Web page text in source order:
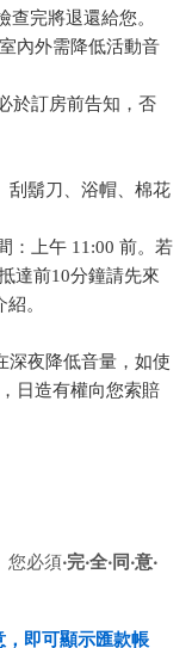
查完將退還給您。
內外需降低活動音
於訂房前告知，否
刮鬍刀、浴帽、棉花
：上午 11:00 前。若
達前10分鐘請先來
。
深夜降低音量，如使
日造有權向您索賠
您必須‧完‧全‧同‧意‧
即可顯示匯款帳